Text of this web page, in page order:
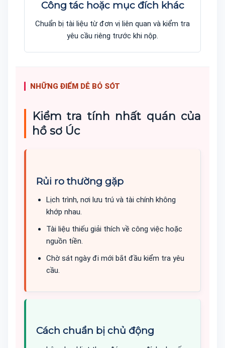
Công tác hoặc mục đích khác
Chuẩn bị tài liệu từ đơn vị liên quan và kiểm tra
yêu cầu riêng trước khi nộp.
NHỮNG ĐIỂM DỄ BỎ SÓT
Kiểm tra tính nhất quán của
hồ sơ Úc
Rủi ro thường gặp
Lịch trình, nơi lưu trú và tài chính không
khớp nhau.
Tài liệu thiếu giải thích về công việc hoặc
nguồn tiền.
Chờ sát ngày đi mới bắt đầu kiểm tra yêu
cầu.
Cách chuẩn bị chủ động